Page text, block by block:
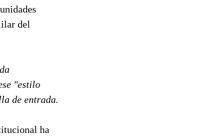
del
"estilo
de entrada.
ha